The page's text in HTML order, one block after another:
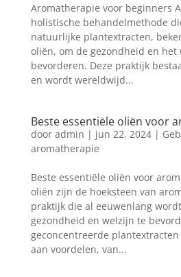
Aromatherapie voor beginners
holistische behandelmethode
natuurlijke plantextracten,
oliën, om de gezondheid en het
bevorderen. Deze praktijk
en wordt wereldwijd...
Beste essentiële oliën voor
door admin | jun 22, 2024|
aromatherapie
Beste essentiële oliën voor
oliën zijn de hoeksteen van
praktijk die al eeuwenlang
gezondheid en welzijn te
geconcentreerde
aan voordelen, van...